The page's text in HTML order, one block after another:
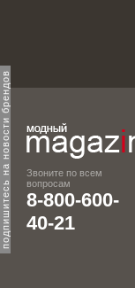
подпишитесь на новости брендов
Звоните по всем
вопросам
8-800-600-
40-21